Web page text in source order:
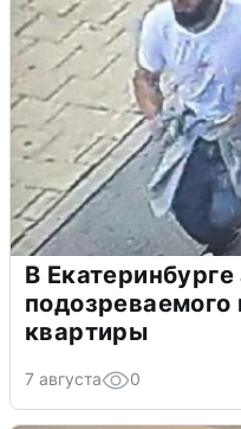
В
подозреваемого
квартиры
7 августа 0